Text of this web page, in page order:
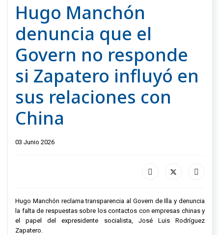
Hugo Manchón
denuncia que el
Govern no responde
si Zapatero influyó en
sus relaciones con
China
03 Junio 2026
Hugo Manchón reclama transparencia al Govern de Illa y denuncia
la falta de respuestas sobre los contactos con empresas chinas y
el papel del expresidente socialista, José Luis Rodríguez
Zapatero.